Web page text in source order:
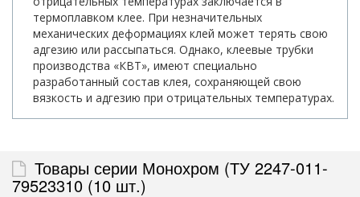
термоплавком клее. При незначительных
механических деформациях клей может терять свою
адгезию или рассыпаться. Однако, клеевые трубки
производства «КВТ», имеют специально
разработанный состав клея, сохраняющей свою
вязкость и адгезию при отрицательных температурах.
Товары серии Монохром (ТУ 2247-011-
79523310 (10 шт.)